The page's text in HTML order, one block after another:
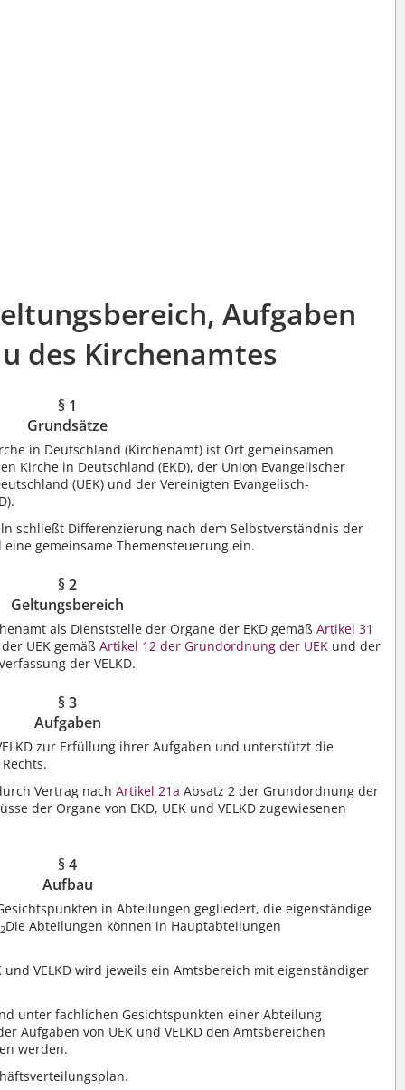
Aufgaben
des Kirchenamtes
§ 1
Grundsätze
in Deutschland (Kirchenamt) ist Ort gemeinsamen
Kirche in Deutschland (EKD), der Union Evangelischer
(UEK) und der Vereinigten Evangelisch-
schließt Differenzierung nach dem Selbstverständnis der
gemeinsame Themensteuerung ein.
§ 2
Geltungsbereich
als Dienststelle der Organe der EKD gemäßArtikel 31
UEK gemäßArtikel 12 der Grundordnung der UEK und der
der VELKD.
§ 3
Aufgaben
zur Erfüllung ihrer Aufgaben und unterstützt die
Vertrag nachArtikel 21a Absatz 2 der Grundordnung der
der Organe von EKD, UEK und VELKD zugewiesenen
§ 4
Aufbau
in Abteilungen gegliedert, die eigenständige
2Die Abteilungen können in Hauptabteilungen
VELKD wird jeweils ein Amtsbereich mit eigenständiger
unter fachlichen Gesichtspunkten einer Abteilung
Aufgaben von UEK und VELKD den Amtsbereichen
werden.